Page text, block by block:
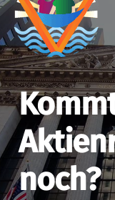
noch?